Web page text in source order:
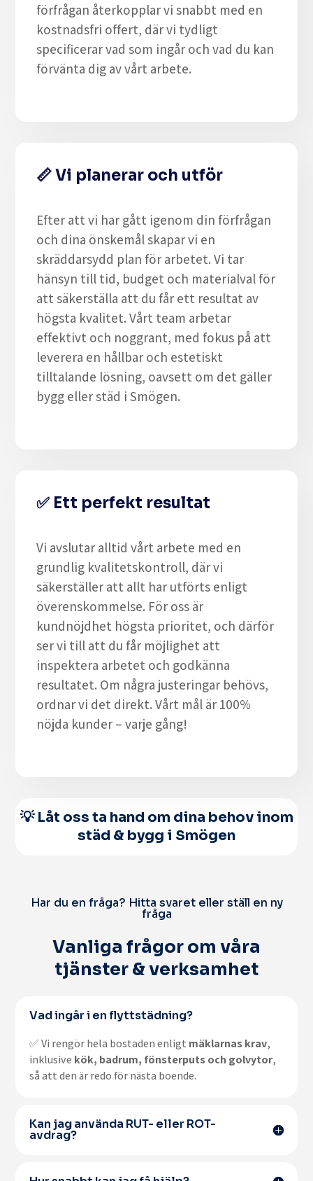
förfrågan återkopplar vi snabbt med en
kostnadsfri offert, där vi tydligt
specificerar vad som ingår och vad du kan
förvänta dig av vårt arbete.
📏Vi planerar och utför
Efter att vi har gått igenom din förfrågan
och dina önskemål skapar vi en
skräddarsydd plan för arbetet. Vi tar
hänsyn till tid, budget och materialval för
att säkerställa att du får ett resultat av
högsta kvalitet. Vårt team arbetar
effektivt och noggrant, med fokus på att
leverera en hållbar och estetiskt
tilltalande lösning, oavsett om det gäller
bygg eller städ i Smögen.
✅ Ett perfekt resultat
Vi avslutar alltid vårt arbete med en
grundlig kvalitetskontroll, där vi
säkerställer att allt har utförts enligt
överenskommelse. För oss är
kundnöjdhet högsta prioritet, och därför
ser vi till att du får möjlighet att
inspektera arbetet och godkänna
resultatet. Om några justeringar behövs,
ordnar vi det direkt. Vårt mål är 100%
nöjda kunder – varje gång!
💡 Låt oss ta hand om dina behov inom
städ & bygg i Smögen
Har du en fråga? Hitta svaret eller ställ en ny
fråga
Vanliga frågor om våra
tjänster & verksamhet
Vad ingår i en flyttstädning?
✅ Vi rengör hela bostaden enligt mäklarnas krav,
inklusive kök, badrum, fönsterputs och golvytor,
så att den är redo för nästa boende.
Kan jag använda RUT- eller ROT-
avdrag?